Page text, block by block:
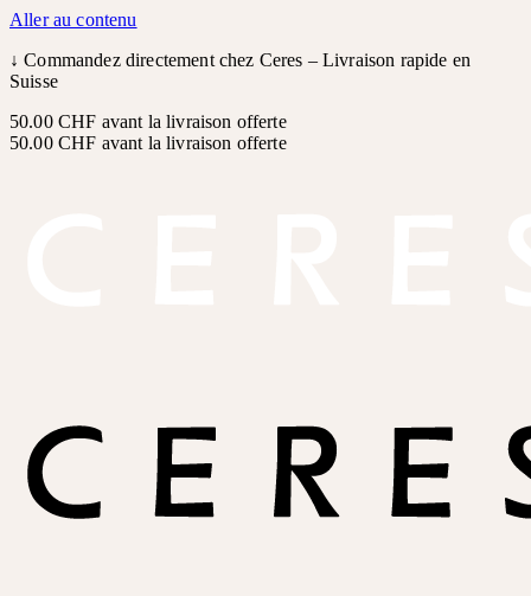
Aller au contenu
↓Commandez directement chez Ceres – Livraison rapide en
Suisse
50.00 CHF avant la livraison offerte
50.00 CHF avant la livraison offerte